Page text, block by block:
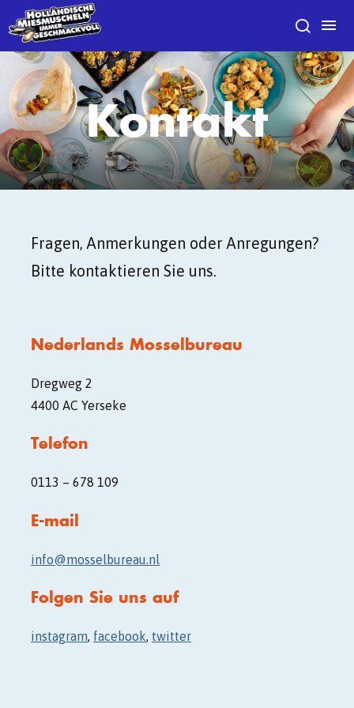
Kontakt
Fragen, Anmerkungen oder Anregungen?
Bitte kontaktieren Sie uns.
Nederlands Mosselbureau
Dregweg 2
4400 AC Yerseke
Telefon
0113 – 678 109
E-mail
info@mosselbureau.nl
Folgen Sie uns auf
instagram, facebook, twitter